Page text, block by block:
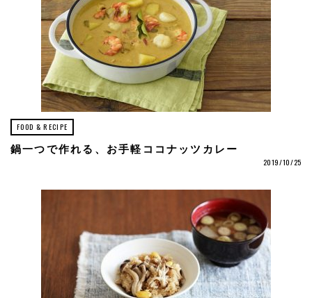
FOOD & RECIPE
鍋一つで作れる、お手軽ココナッツカレー
2019/10/25